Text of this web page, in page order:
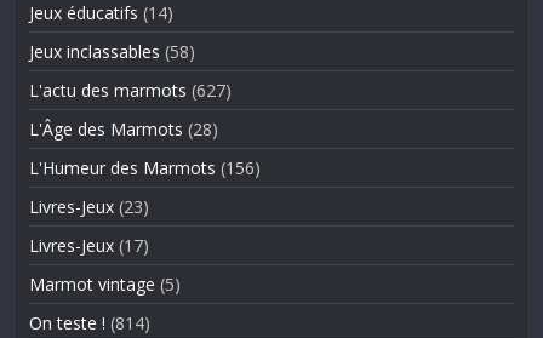
Jeux éducatifs (14)
Jeux inclassables (58)
L'actu des marmots (627)
L'Âge des Marmots (28)
L'Humeur des Marmots (156)
Livres-Jeux (23)
Livres-Jeux (17)
Marmot vintage (5)
On teste ! (814)